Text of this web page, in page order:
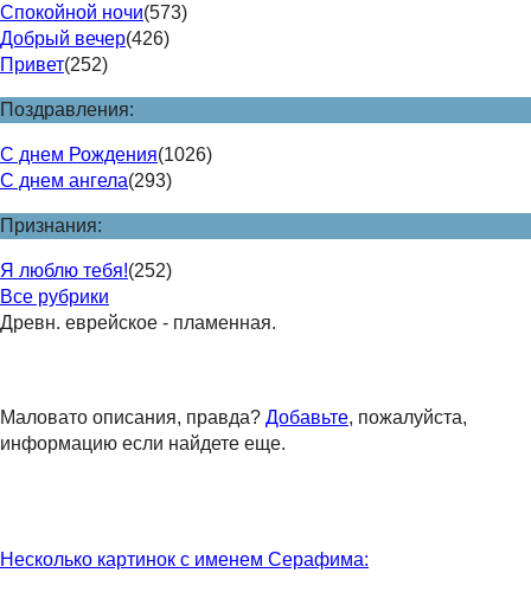
Спокойной ночи(573)
Добрый вечер(426)
Привет(252)
Поздравления:
С днем Рождения(1026)
С днем ангела(293)
Признания:
Я люблю тебя!(252)
Все рубрики
Древн. еврейское - пламенная.
Маловато описания, правда? Добавьте, пожалуйста,
информацию если найдете еще.
Несколько картинок с именем Серафима: